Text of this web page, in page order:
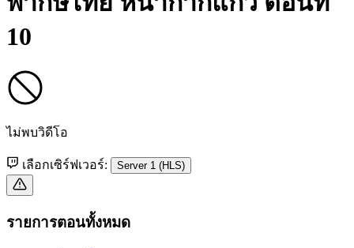
10
ไม่พบวิดีโอ
เลือกเซิร์ฟเวอร์: Server 1 (HLS)
รายการตอนทั้งหมด